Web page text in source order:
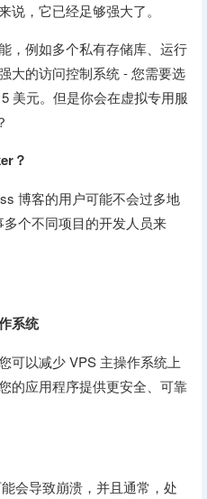
说，它已经足够强大了。
，例如多个私有存储库、运行
大的访问控制系统 - 您需要选
美元。但是你会在虚拟专用服
？
博客的用户可能不会过多地
个不同项目的开发人员来
系统
可以减少 VPS 主操作系统上
的应用程序提供更安全、可靠
会导致崩溃，并且通常，处